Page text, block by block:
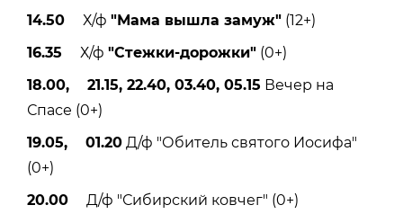
14.50 Х/ф "Мама вышла замуж" (12+)
16.35 Х/ф "Стежки-дорожки" (0+)
18.00, 21.15, 22.40, 03.40, 05.15 Вечер на
Спасе (0+)
19.05, 01.20 Д/ф "Обитель святого Иосифа"
(0+)
20.00 Д/ф "Сибирский ковчег" (0+)